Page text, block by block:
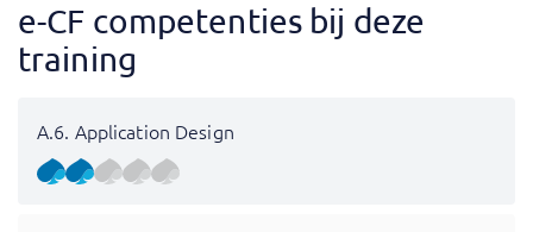
e-CF competenties bij deze
training
A.6. Application Design